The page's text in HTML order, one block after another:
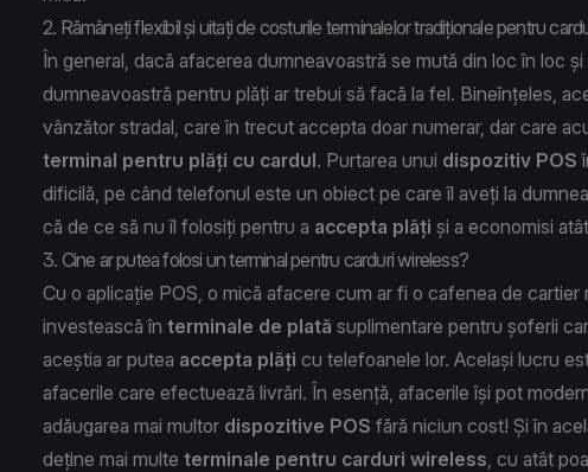
2. Rămâneți flexibil și uitați de costurile terminalelor tradiționale pentru
În general, dacă afacerea dumneavoastră se mută din loc în loc
dumneavoastră pentru plăți ar trebui să facă la fel. Bineînțeles,
vânzător stradal, care în trecut accepta doar numerar, dar care
terminal pentru plăți cu cardul. Purtarea unui dispozitiv POS
dificilă, pe când telefonul este un obiect pe care îl aveți la
că de ce să nu îl folosiți pentru a accepta plăți și a economisi
3. Cine ar putea folosi un terminal pentru carduri wireless?
Cu o aplicație POS, o mică afacere cum ar fi o cafenea de cartier
investească în terminale de plată suplimentare pentru șoferii
aceștia ar putea accepta plăți cu telefoanele lor. Același lucru
afacerile care efectuează livrări. În esență, afacerile își pot
adăugarea mai multor dispozitive POS fără niciun cost! Și în
deține mai multe terminale pentru carduri wireless , cu atât